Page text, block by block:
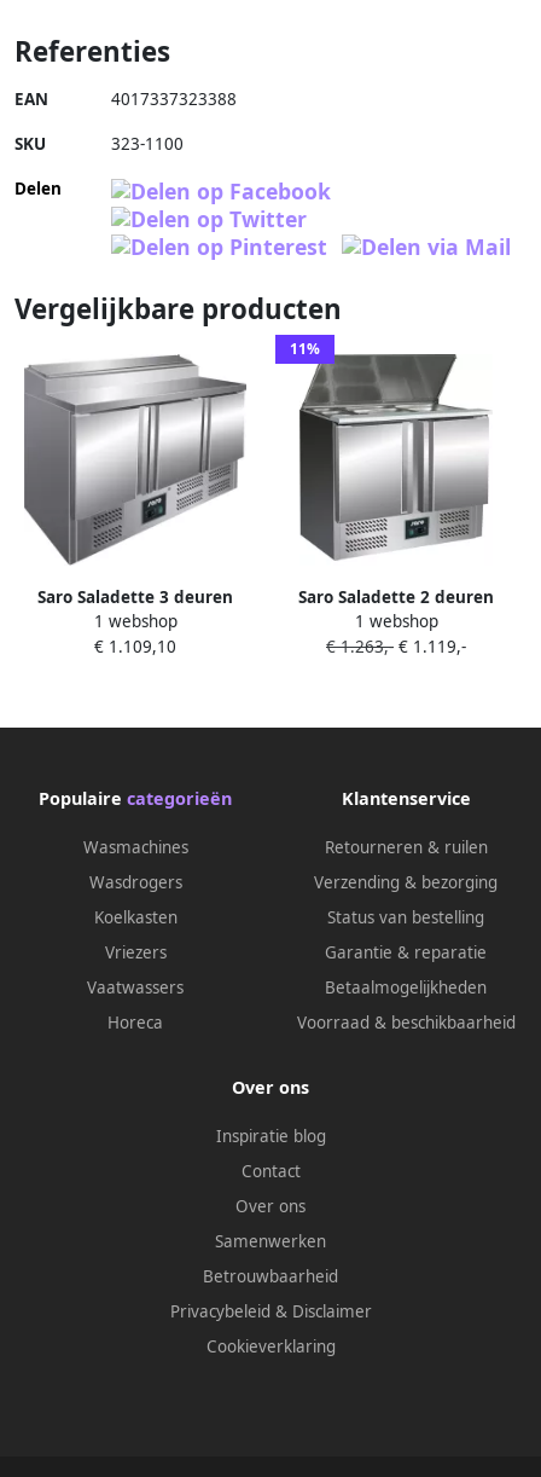
Referenties
EAN 4017337323388
SKU 323-1100
Delen
Vergelijkbare producten
Saro Saladette 3 deuren
Opzet 7x 1 3GN 323-1105
1 webshop
€ 1.109,10
11%
Saro Saladette 2 deuren
Telescopisch schuifdeksel 3x
1 1GN Baldur S902 323-1002
1 webshop
€ 1.263,- € 1.119,-
Populaire categorieën
Wasmachines
Wasdrogers
Koelkasten
Vriezers
Vaatwassers
Horeca
Klantenservice
Retourneren & ruilen
Verzending & bezorging
Status van bestelling
Garantie & reparatie
Betaalmogelijkheden
Voorraad & beschikbaarheid
Over ons
Inspiratie blog
Contact
Over ons
Samenwerken
Betrouwbaarheid
Privacybeleid & Disclaimer
Cookieverklaring